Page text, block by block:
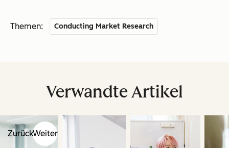
Themen: Conducting Market Research
Verwandte Artikel
ZurückWeiter